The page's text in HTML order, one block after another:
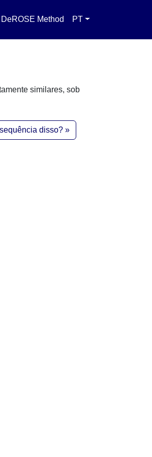
DeROSE Method PT
similares, sob
disso?